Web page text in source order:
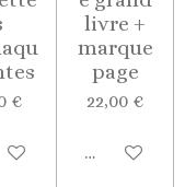
€
au panier
livre +
marque
page
22,00 €
Ajouter au